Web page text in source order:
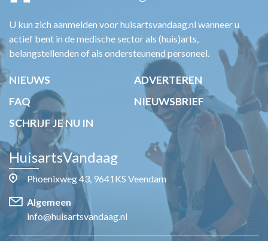
U kun zich aanmelden voor huisartsvandaag.nl wanneer u
actief bent in de medische sector als (huis)arts,
belangstellenden of als ondersteunend personeel.
NIEUWS
ADVERTEREN
FAQ
NIEUWSBRIEF
SCHRIJF JE NU IN
HuisartsVandaag
Phoenixweg 43, 9641KS Veendam
Algemeen
info@huisartsvandaag.nl